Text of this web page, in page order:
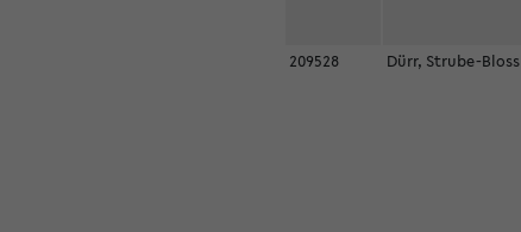
209528 Dürr, Strube-Bloss